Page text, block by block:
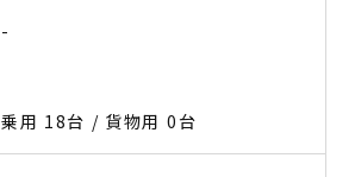
-
乗用 18台 / 貨物用 0台